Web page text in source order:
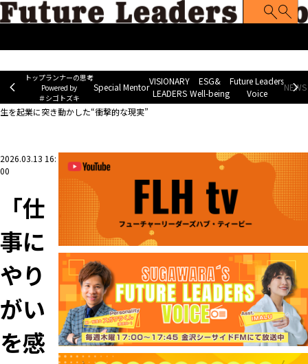
トップランナーの思考
Powered by
＃シゴトズキ
Special Mentor
VISIONARY
LEADERS
ESG&
Well-being
Future Leaders
Voice
VISIONARY LEADERS
「仕事にやりがいを感じる日本人はわずか2割」東大
生を起業に突き動かした“衝撃的な現実”
2026.03.13 16:
00
「仕
事に
やり
がい
を感